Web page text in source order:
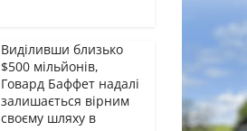
Виділивши близько
$500 мільйонів,
Говард Баффет надалі
залишається вірним
своєму шляху в